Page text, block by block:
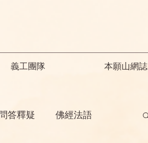
義工團隊 本願山網誌
答釋疑 佛經法語